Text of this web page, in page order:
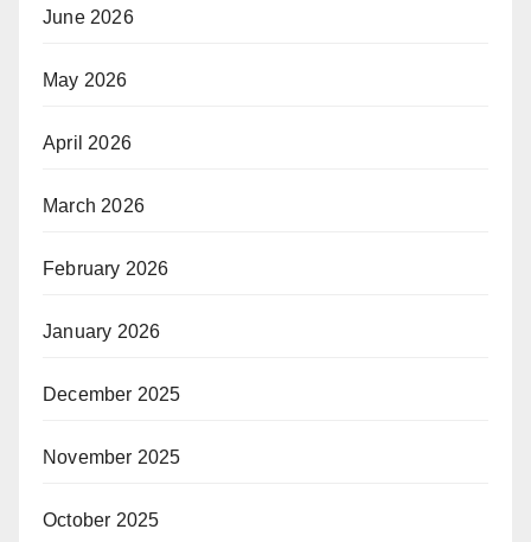
June 2026
May 2026
April 2026
March 2026
February 2026
January 2026
December 2025
November 2025
October 2025